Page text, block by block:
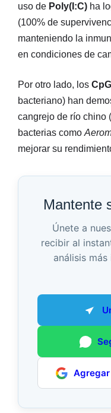
uso de Poly(I:C) ha
(100% de
manteniendo la
en condiciones de
Por otro lado, los
bacteriano) han
cangrejo de río chino (
bacterias como
mejorar su
Mantente
Únete a
recibir al
análisis